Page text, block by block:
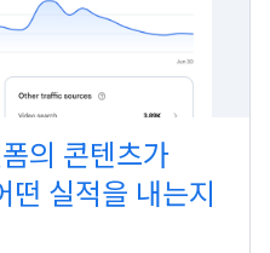
의 콘텐츠가
실적을 내는지